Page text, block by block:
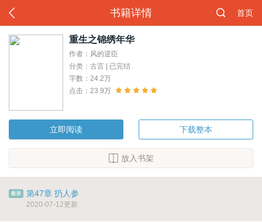
书籍详情 首页
重生之锦绣年华
作者：风的逆臣
分类：古言 | 已完结
字数：24.2万
点击：23.9万
立即阅读 下载整本
放入书架
第47章 扔人参
2020-07-12更新